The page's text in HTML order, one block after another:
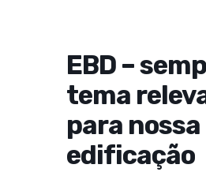
EBD –
tema
para nossa
edificação